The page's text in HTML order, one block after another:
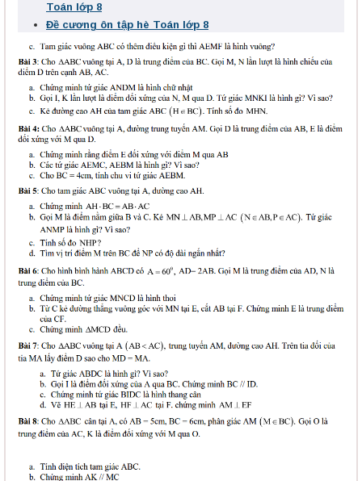
Toán lớp 8
Đề cương ôn tập hè Toán lớp 8